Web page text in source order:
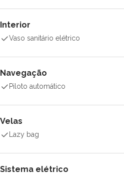
Interior
Vaso sanitário elétrico
Navegação
Piloto automático
Velas
Lazy bag
Sistema elétrico